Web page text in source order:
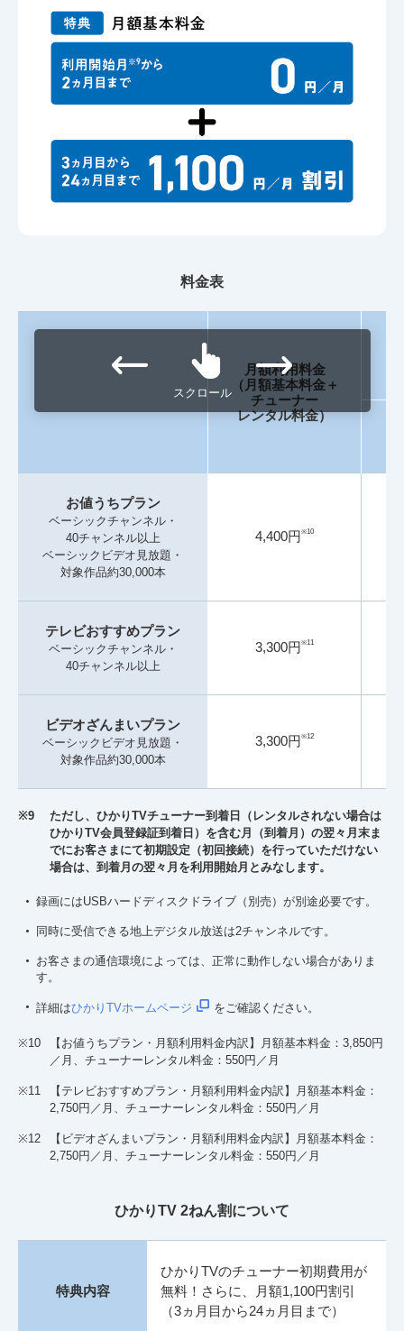
料金表
スクロール
月額利用料金
（月額基本料金＋
チューナー
レンタル料金）
お値うちプラン
ベーシックチャンネル・
40チャンネル以上
ベーシックビデオ見放題・
対象作品約30,000本
4,400円※10
テレビおすすめプラン
ベーシックチャンネル・
40チャンネル以上
3,300円※11
ビデオざんまいプラン
ベーシックビデオ見放題・
対象作品約30,000本
3,300円※12
※9
ただし、ひかりTVチューナー到着日（レンタルされない場合は
ひかりTV会員登録証到着日）を含む月（到着月）の翌々月末ま
でにお客さまにて初期設定（初回接続）を行っていただけない
場合は、到着月の翌々月を利用開始月とみなします。
録画にはUSBハードディスクドライブ（別売）が別途必要です。
同時に受信できる地上デジタル放送は2チャンネルです。
お客さまの通信環境によっては、正常に動作しない場合がありま
す。
詳細はひかりTVホームページ をご確認ください。
※10
【お値うちプラン・月額利用料金内訳】月額基本料金：3,850円
／月、チューナーレンタル料金：550円／月
※11
【テレビおすすめプラン・月額利用料金内訳】月額基本料金：
2,750円／月、チューナーレンタル料金：550円／月
※12
【ビデオざんまいプラン・月額利用料金内訳】月額基本料金：
2,750円／月、チューナーレンタル料金：550円／月
ひかりTV 2ねん割について
特典内容
ひかりTVのチューナー初期費用が
無料！さらに、月額1,100円割引
（3ヵ月目から24ヵ月目まで）